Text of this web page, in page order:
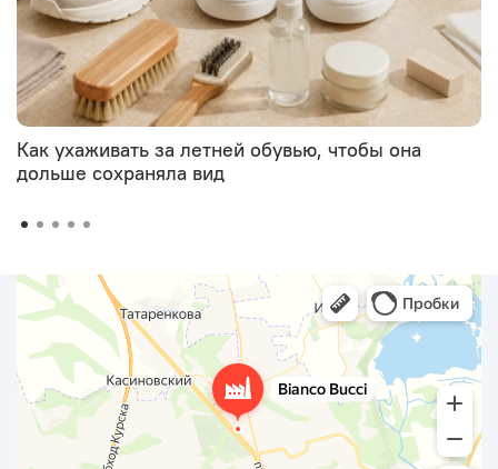
Как ухаживать за летней обувью, чтобы она
дольше сохраняла вид